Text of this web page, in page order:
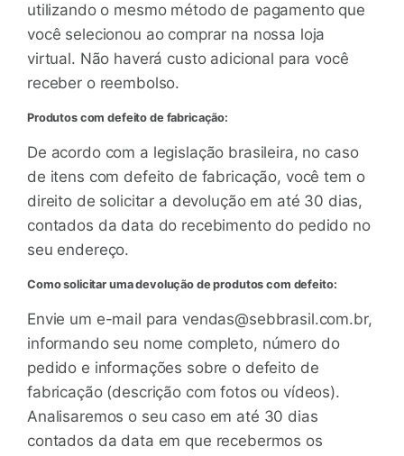
utilizando o mesmo método de pagamento que
você selecionou ao comprar na nossa loja
virtual. Não haverá custo adicional para você
receber o reembolso.
Produtos com defeito de fabricação:
De acordo com a legislação brasileira, no caso
de itens com defeito de fabricação, você tem o
direito de solicitar a devolução em até 30 dias,
contados da data do recebimento do pedido no
seu endereço.
Como solicitar uma devolução de produtos com defeito:
Envie um e-mail para vendas@sebbrasil.com.br,
informando seu nome completo, número do
pedido e informações sobre o defeito de
fabricação (descrição com fotos ou vídeos).
Analisaremos o seu caso em até 30 dias
contados da data em que recebermos os